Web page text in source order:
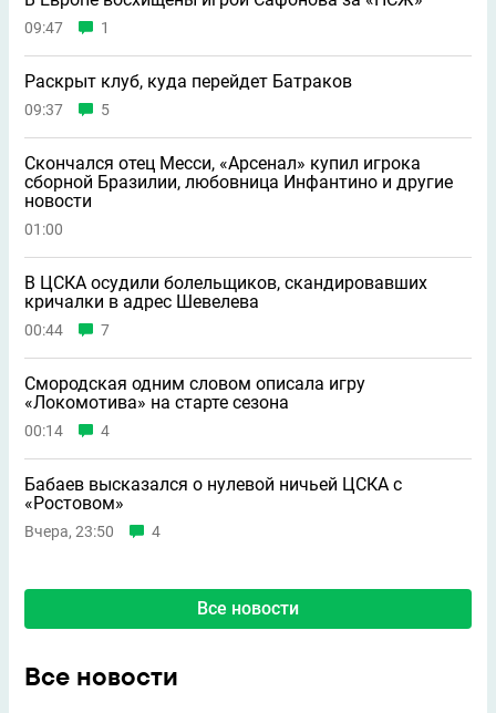
09:47 1
Раскрыт клуб, куда перейдет Батраков
09:37 5
Скончался отец Месси, «Арсенал» купил игрока
сборной Бразилии, любовница Инфантино и другие
новости
01:00
В ЦСКА осудили болельщиков, скандировавших
кричалки в адрес Шевелева
00:44 7
Смородская одним словом описала игру
«Локомотива» на старте сезона
00:14 4
Бабаев высказался о нулевой ничьей ЦСКА с
«Ростовом»
Вчера, 23:50 4
Все новости
Все новости